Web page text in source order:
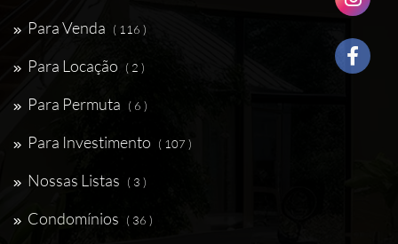
Para Venda ( 116 )
Para Locação ( 2 )
Para Permuta ( 6 )
Para Investimento ( 107 )
Nossas Listas ( 3 )
Condomínios ( 36 )